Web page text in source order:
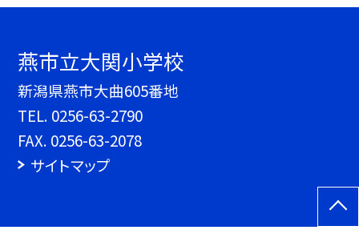
燕市立大関小学校
新潟県燕市大曲605番地
TEL. 0256-63-2790
FAX. 0256-63-2078
サイトマップ